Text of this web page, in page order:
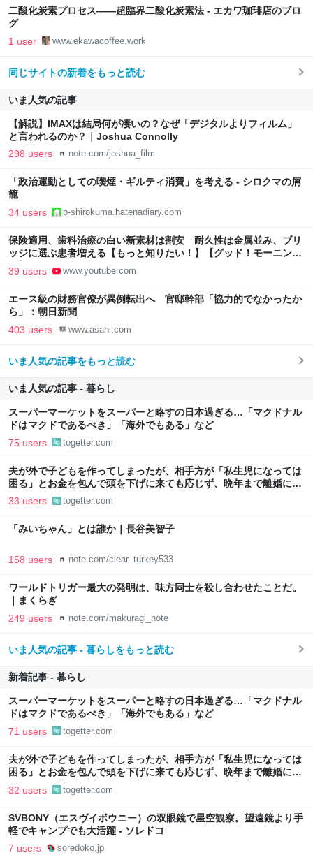
二酸化炭素プロセス――超臨界二酸化炭素法 - エカワ珈琲店のブロ
グ
1 user www.ekawacoffee.work
同じサイトの新着をもっと読む
いま人気の記事
【解説】IMAXは結局何が凄いの？なぜ「デジタルよりフィルム」
と言われるのか？｜Joshua Connolly
298 users note.com/joshua_film
「政治運動としての喫煙・ギルティ消費」を考える - シロクマの屑
籠
34 users p-shirokuma.hatenadiary.com
保険適用、歯科治療の白い新素材は割安 耐久性は金属並み、ブリ
ッジに選ぶ患者増える【もっと知りたい！】【グッド！モーニン
グ】(2026年8月3日)
39 users www.youtube.com
エース級の財務官僚が異例転出へ 官邸幹部「協力的でなかったか
ら」：朝日新聞
403 users www.asahi.com
いま人気の記事をもっと読む
いま人気の記事 - 暮らし
スーパーマーケットをスーパーと略すの日本過ぎる…「マクドナル
ドはマクドであるべき」「海外でもある」など
75 users togetter.com
夫が外で子どもを作ってしまったが、相手方が「私生児になっては
困る」とお金を包んで頭を下げに来ても応じず、晩年まで離婚に応
じなかった親戚の話→「一生復讐になる」「これ本人幸せなの？」
33 users togetter.com
「みいちゃん」とは誰か｜長谷美智子
158 users note.com/clear_turkey533
ワールドトリガー最大の発明は、味方同士を殺し合わせたことだ。
｜まくらぎ
249 users note.com/makuragi_note
いま人気の記事 - 暮らしをもっと読む
新着記事 - 暮らし
スーパーマーケットをスーパーと略すの日本過ぎる…「マクドナル
ドはマクドであるべき」「海外でもある」など
71 users togetter.com
夫が外で子どもを作ってしまったが、相手方が「私生児になっては
困る」とお金を包んで頭を下げに来ても応じず、晩年まで離婚に応
じなかった親戚の話→「一生復讐になる」「これ本人幸せなの？」
32 users togetter.com
SVBONY（エスヴイボウニー）の双眼鏡で星空観察。望遠鏡より手
軽でキャンプでも大活躍 - ソレドコ
7 users soredoko.jp